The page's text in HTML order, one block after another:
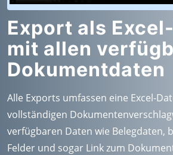
Export als
mit allen
Dokumentdaten
Alle Exports umfassen eine Excel-
vollständigen
verfügbaren Daten wie Belegdaten,
Felder und sogar Link zum